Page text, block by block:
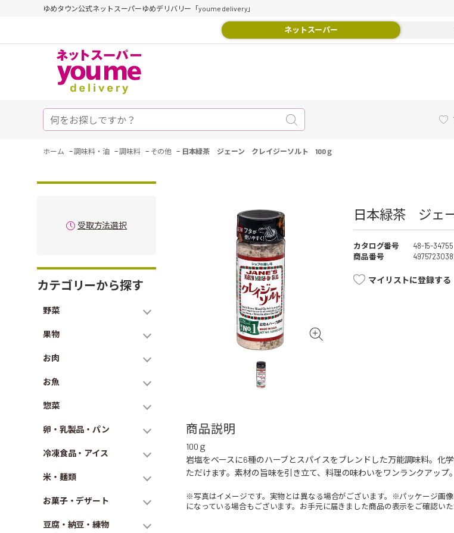
ゆめタウン公式ネットスーパーゆめデリバリー「youme delivery」
ネットスーパー
ホーム -調味料・油 -調味料 - その他 - 日本緑茶 ジェーン クレイジーソルト 100ｇ
受取方法選択
カテゴリーから探す
野菜
果物
お肉
お魚
惣菜
卵・乳製品・パン
冷凍食品・アイス
米・麺類
お菓子・デザート
豆腐・納豆・練物
日本緑茶 ジェ
カタログ番号
48-15-34755
商品番号
マイリストに登録する
商品説明
100ｇ
岩塩をベースに6種のハーブとスパイスをブレンドした万能調味料。化
ただけます。素材の旨味を引き立て、料理の味わいをワンランクアッ
※写真はイメージです。実物とは異なる場合がございます。※パッケージ画
になっている場合もございます。お手元に届きました商品の表示をご確認いた